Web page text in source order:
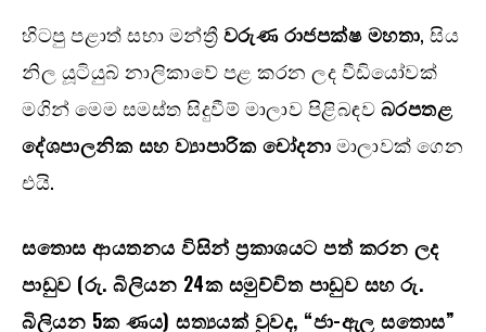
හිටපු පළාත් සභා මන්ත්‍රීවරුණ රාජපක්ෂ මහතා, සිය
නිල යූටියුබ් නාලිකාවේ පළ කරන ලද වීඩියෝවක්
මගින් මෙම සමස්ත සිදුවීම් මාලාව පිළිබඳවබරපතළ
දේශපාලනික සහ ව්‍යාපාරික චෝදනාමාලාවක් ගෙන
එයි.
සතොස ආයතනය විසින් ප්‍රකාශයට පත් කරන ලද
පාඩුව (රු. බිලියන 24ක සමුච්චිත පාඩුව සහ රු.
බිලියන 5ක ණය) සත්‍යයක් වුවද, “ජා-ඇල සතොස”